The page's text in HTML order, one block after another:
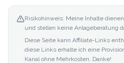
Risikohinweis: Meine Inhalte
und stellen keine Anlageberatung
Diese Seite kann Affiliate-Links
diese Links erhalte ich eine
Kanal ohne Mehrkosten. Danke!